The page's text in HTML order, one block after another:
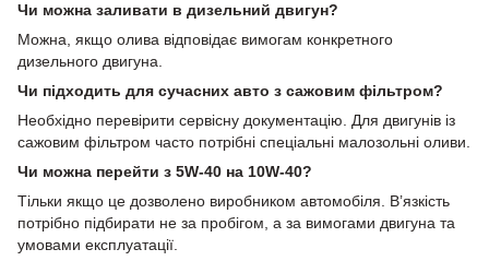
Чи можна заливати в дизельний двигун?
Можна, якщо олива відповідає вимогам конкретного
дизельного двигуна.
Чи підходить для сучасних авто з сажовим фільтром?
Необхідно перевірити сервісну документацію. Для двигунів із
сажовим фільтром часто потрібні спеціальні малозольні оливи.
Чи можна перейти з 5W-40 на 10W-40?
Тільки якщо це дозволено виробником автомобіля. В’язкість
потрібно підбирати не за пробігом, а за вимогами двигуна та
умовами експлуатації.